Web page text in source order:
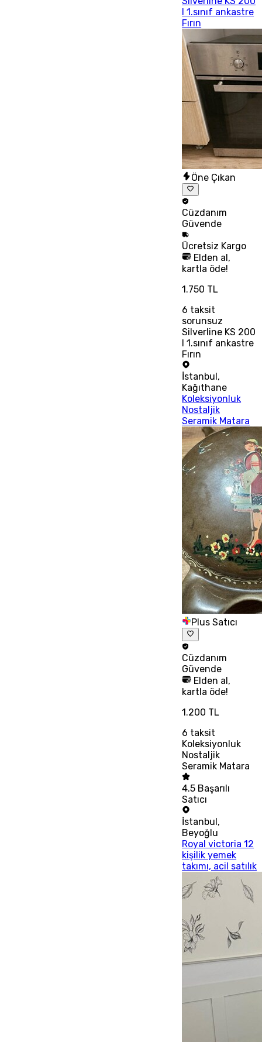
I 1.sınıf ankastre
Fırın
Öne Çıkan
Cüzdanım
Güvende
Ücretsiz Kargo
Elden al,
kartla öde!
1.750 TL
6 taksit
sorunsuz
Silverline KS 200
I 1.sınıf ankastre
Fırın
İstanbul ,
Kağıthane
Koleksiyonluk
Nostaljik
Seramik Matara
Plus Satıcı
Cüzdanım
Güvende
Elden al,
kartla öde!
1.200 TL
6 taksit
Koleksiyonluk
Nostaljik
Seramik Matara
4.5 Başarılı
Satıcı
İstanbul,
Beyoğlu
Royal victoria 12
kişilik yemek
takımı, acil satılık